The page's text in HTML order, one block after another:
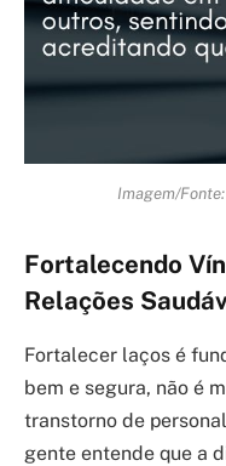
Imagem/
Fortalecendo
Relações
Fortalecer laços é
bem e segura, não é
transtorno de
gente entende que a